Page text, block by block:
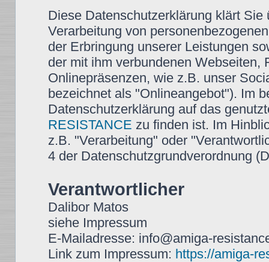
Diese Datenschutzerklärung klärt
Verarbeitung von
der Erbringung unserer Leistungen
der mit ihm verbundenen Webseiten,
Onlinepräsenzen, wie z.B. unser
bezeichnet als "Onlineangebot"). Im
Datenschutzerklärung auf das
RESISTANCE zu finden ist. Im
z.B. "Verarbeitung" oder
4 der Datenschutzgrundverordnung
Verantwortlicher
Dalibor Matos
siehe Impressum
E-Mailadresse: info@amiga-
Link zum Impressum: https://amiga-